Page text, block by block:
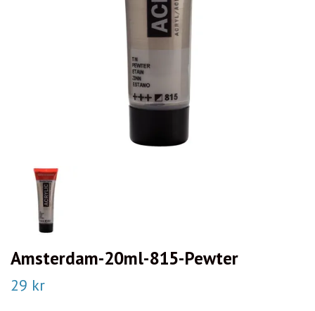
Amsterdam-20ml-815-Pewter
29 kr